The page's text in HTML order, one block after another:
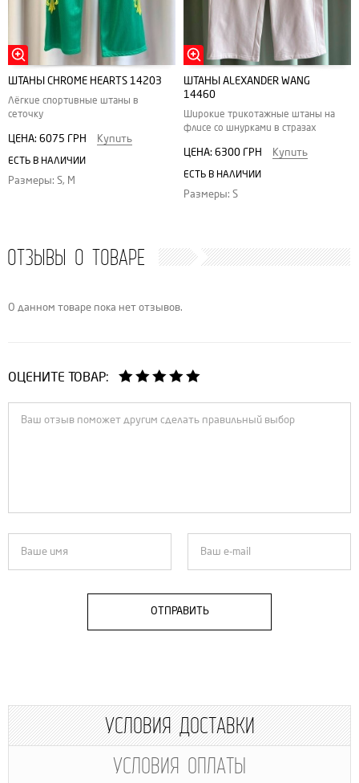
ШТАНЫ CHROME HEARTS 14203
Лёгкие спортивные штаны в
сеточку
ЦЕНА: 6075 ГРН Купить
ЕСТЬ В НАЛИЧИИ
Размеры: S, M
ШТАНЫ ALEXANDER WANG
14460
Широкие трикотажные штаны на
флисе со шнурками в стразах
ЦЕНА: 6300 ГРН Купить
ЕСТЬ В НАЛИЧИИ
Размеры: S
ОТЗЫВЫ О ТОВАРЕ
О данном товаре пока нет отзывов.
ОЦЕНИТЕ ТОВАР:
ОТПРАВИТЬ
УСЛОВИЯ ДОСТАВКИ
УСЛОВИЯ ОПЛАТЫ